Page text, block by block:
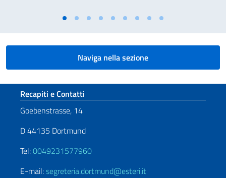
Naviga nella sezione
Sezione footer
Recapiti e Contatti
Goebenstrasse, 14
D 44135 Dortmund
Tel:0049231577960
E-mail:segreteria.dortmund@esteri.it